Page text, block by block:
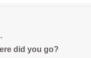
did you go?